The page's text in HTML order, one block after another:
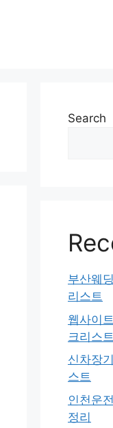
Search
부산웨
리스트
웹사이
크리스트
신차장
스트
인천운
정리